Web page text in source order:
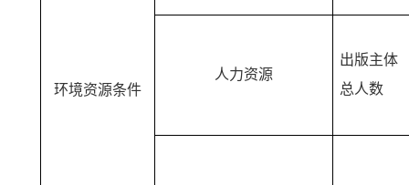
环境资源条件
人力资源
出版主体
总人数